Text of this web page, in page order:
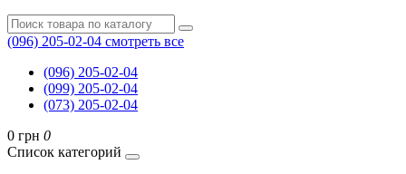
(096) 205-02-04 смотреть все
(096) 205-02-04
(099) 205-02-04
(073) 205-02-04
0 грн 0
Список категорий